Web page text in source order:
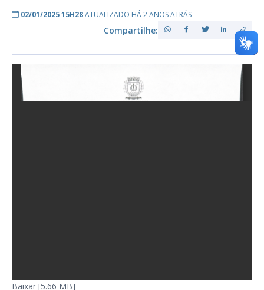
02/01/2025 15H28ATUALIZADO HÁ 2 ANOS ATRÁS
Compartilhe:
Baixar [5.66 MB]